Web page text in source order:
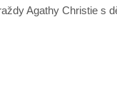
Agathy Christie s